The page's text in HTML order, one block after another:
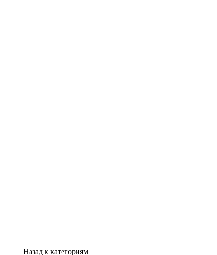
Назад к категориям